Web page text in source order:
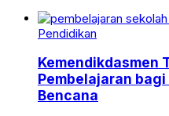
Pendidikan
Kemendikdasmen
Pembelajaran
Bencana